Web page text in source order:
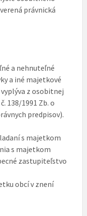
právnická
a nehnuteľné
a iné majetkové
z osobitnej
138/1991 Zb. o
predpisov).
s majetkom
s majetkom
zastupiteľstvo
obcí v znení